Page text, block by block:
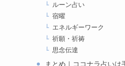
ルーン占い
宿曜
エネルギーワーク
祈願・祈祷
思念伝達
まとめ｜ココナラ占いは